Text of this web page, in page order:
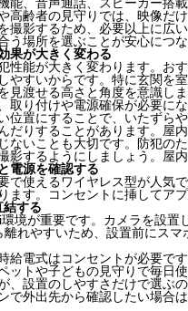
高齢者の見守りでは、映像だ
撮影するため、必要以上に広
う場所を選ぶことが安心につ
果が大きく変わる
性能が大きく変わります。お
やすいからです。特に玄関を
見渡せる高さと角度を意識
取り付けや電源確保が必要に
位置にすることで、いたずら
だりすることがあります。屋
ないことも大切です。防犯
影するようにしましょう。
電源を確認する
で使えるワイヤレス型が人気
ます。コンセントに挿してア
する
境が重要です。カメラを設
れやすいため、設置前にス
給電式はコンセントが必要で
ットや子どもの見守りで毎日
、設置のしやすさだけで選ぶ
で外出先から確認したい場